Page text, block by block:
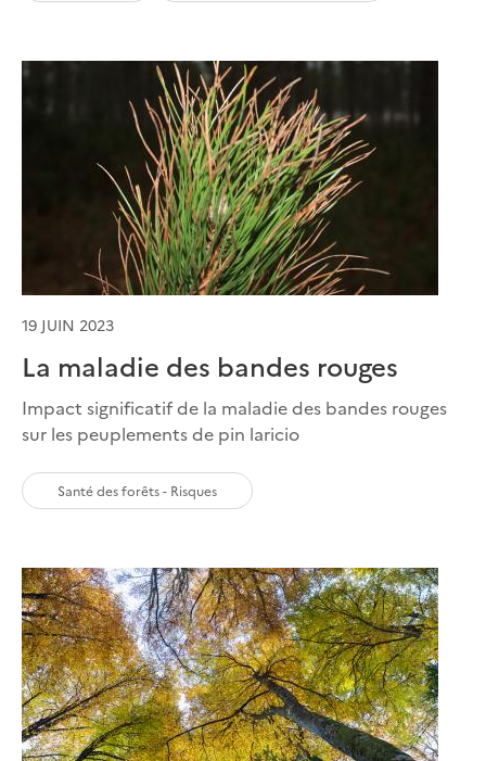
19 JUIN 2023
La maladie des bandes rouges
Impact significatif de la maladie des bandes rouges
sur les peuplements de pin laricio
Santé des forêts - Risques